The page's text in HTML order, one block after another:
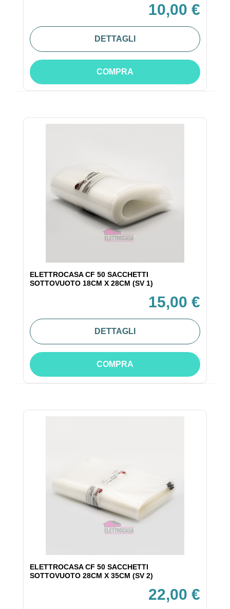
10,00 €
DETTAGLI
COMPRA
ELETTROCASA CF 50 SACCHETTI
SOTTOVUOTO 18CM X 28CM (SV 1)
15,00 €
DETTAGLI
COMPRA
ELETTROCASA CF 50 SACCHETTI
SOTTOVUOTO 28CM X 35CM (SV 2)
22,00 €